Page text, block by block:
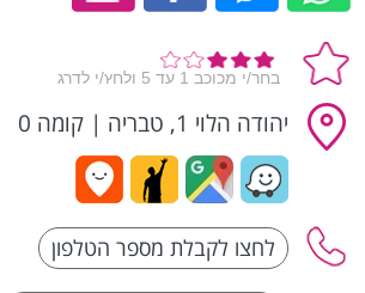
יהודה הלוי 1, טבריה | קומה 0